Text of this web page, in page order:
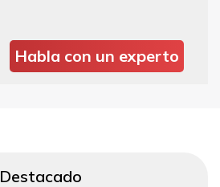
Habla con un experto
Destacado